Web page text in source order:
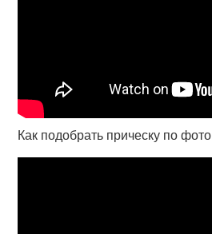
Как подобрать прическу по фото